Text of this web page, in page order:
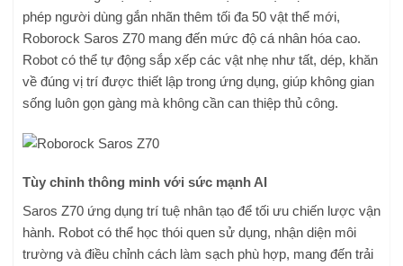
phép người dùng gắn nhãn thêm tối đa 50 vật thể mới,
Roborock Saros Z70 mang đến mức độ cá nhân hóa cao.
Robot có thể tự động sắp xếp các vật nhẹ như tất, dép, khăn
về đúng vị trí được thiết lập trong ứng dụng, giúp không gian
sống luôn gọn gàng mà không cần can thiệp thủ công.
Tùy chỉnh thông minh với sức mạnh AI
Saros Z70 ứng dụng trí tuệ nhân tạo để tối ưu chiến lược vận
hành. Robot có thể học thói quen sử dụng, nhận diện môi
trường và điều chỉnh cách làm sạch phù hợp, mang đến trải